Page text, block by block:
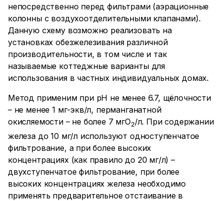
непосредственно перед фильтрами (аэрационные
колонны с воздухоотделительными клапанами).
Данную схему возможно реализовать на
установках обезжелезивания различной
производительности, в том числе и так
называемые коттеджные варианты для
использования в частных индивидуальных домах.
Метод применим при рН не менее 6.7, щёлочности
– не менее 1 мг-экв/л, перманганатной
окисляемости – не более 7 мгО2/л. При содержании
железа до 10 мг/л используют одноступенчатое
фильтрование, а при более высоких
концентрациях (как правило до 20 мг/л) –
двухступенчатое фильтрование, при более
высоких концентрациях железа необходимо
применять предварительное отстаивание в